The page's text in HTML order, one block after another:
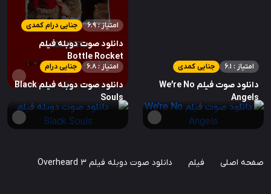
جنایی درام کمدی امتیاز : 6.9
دانلود صوت دوبله فیلم
Bottle Rocket
جنایی کمدی امتیاز : 6.1
دانلود صوت فیلم We’re No
Angels
جنایی درام امتیاز : 6.8
دانلود صوت دوبله فیلم Black
Souls
صفحه اصلی فیلم دانلود صوت دوبله فیلم Overheard 3